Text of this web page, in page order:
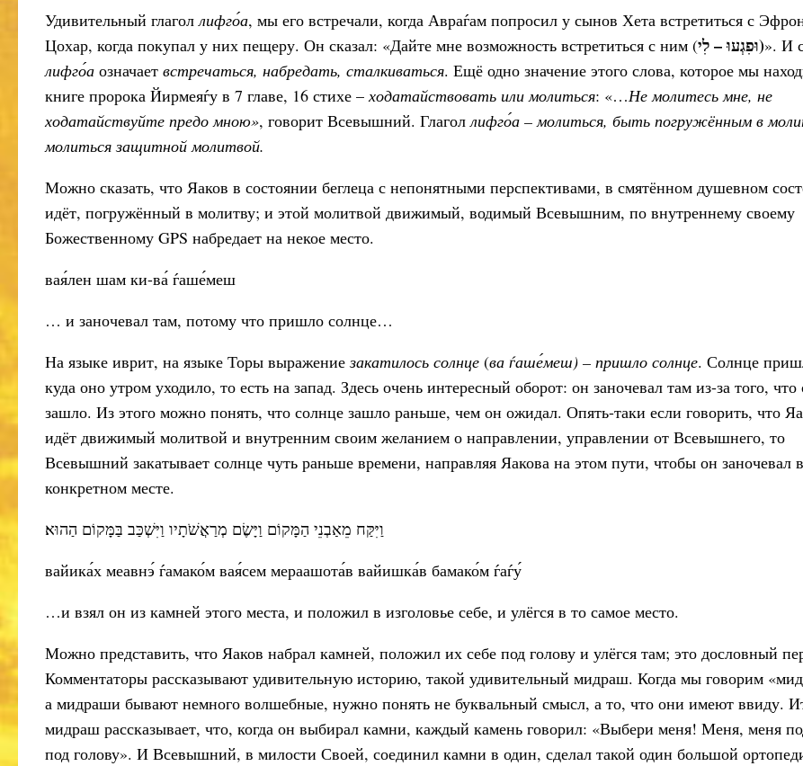
Удивительный глаголлифго́а, мы его встречали, когда Авраѓам попросил у сынов Хета встретиться с
Цохар, когда покупал у них пещеру. Он сказал: «Дайте мне возможность встретиться с ним (
וּפִגְעוּ – לִי)». И
лифго́а означает встречаться, набредать, сталкиваться. Ещё одно значение этого слова, которое мы
книге пророка Йирмеяѓу в 7 главе, 16 стихе –ходатайствовать или молиться: «…Не молитесь мне, не
ходатайствуйте предо мною», говорит Всевышний. Глаголлифго́а – молиться, быть погружённым в
молиться защитной молитвой.
Можно сказать, что Яаков в состоянии беглеца с непонятными перспективами, в смятённом душевном
идёт, погружённый в молитву; и этой молитвой движимый, водимый Всевышним, по внутреннему своему
Божественному GPS набредает на некое место.
вая́лен шам ки-ва́ ѓаше́меш
… и заночевал там, потому что пришло солнце…
На языке иврит, на языке Торы выражениезакатилось солнце (ва ѓаше́меш) – пришло солнце. Солнце
куда оно утром уходило, то есть на запад. Здесь очень интересный оборот: он заночевал там из-за того, что
зашло. Из этого можно понять, что солнце зашло раньше, чем он ожидал. Опять-таки если говорить, что
идёт движимый молитвой и внутренним своим желанием о направлении, управлении от Всевышнего, то
Всевышний закатывает солнце чуть раньше времени, направляя Яакова на этом пути, чтобы он заночевал
конкретном месте.
וַיִּקַּח מֵאַבְנֵי הַמָּקוֹם וַיָּשֶׂם מְרַאֲשֹׁתָיו וַיִּשְׁכַּב בַּמָּקוֹם הַהוּא׃
вайика́х меавнэ́ ѓамако́м вая́сем мераашота́в вайишка́в бамако́м ѓаѓу́
…и взял он из камней этого места, и положил в изголовье себе, и улёгся в то самое место.
Можно представить, что Яаков набрал камней, положил их себе под голову и улёгся там; это дословный
Комментаторы рассказывают удивительную историю, такой удивительный мидраш. Когда мы говорим
а мидраши бывают немного волшебные, нужно понять не буквальный смысл, а то, что они имеют ввиду.
мидраш рассказывает, что, когда он выбирал камни, каждый камень говорил: «Выбери меня! Меня, меня
под голову». И Всевышний, в милости Своей, соединил камни в один, сделал такой один большой